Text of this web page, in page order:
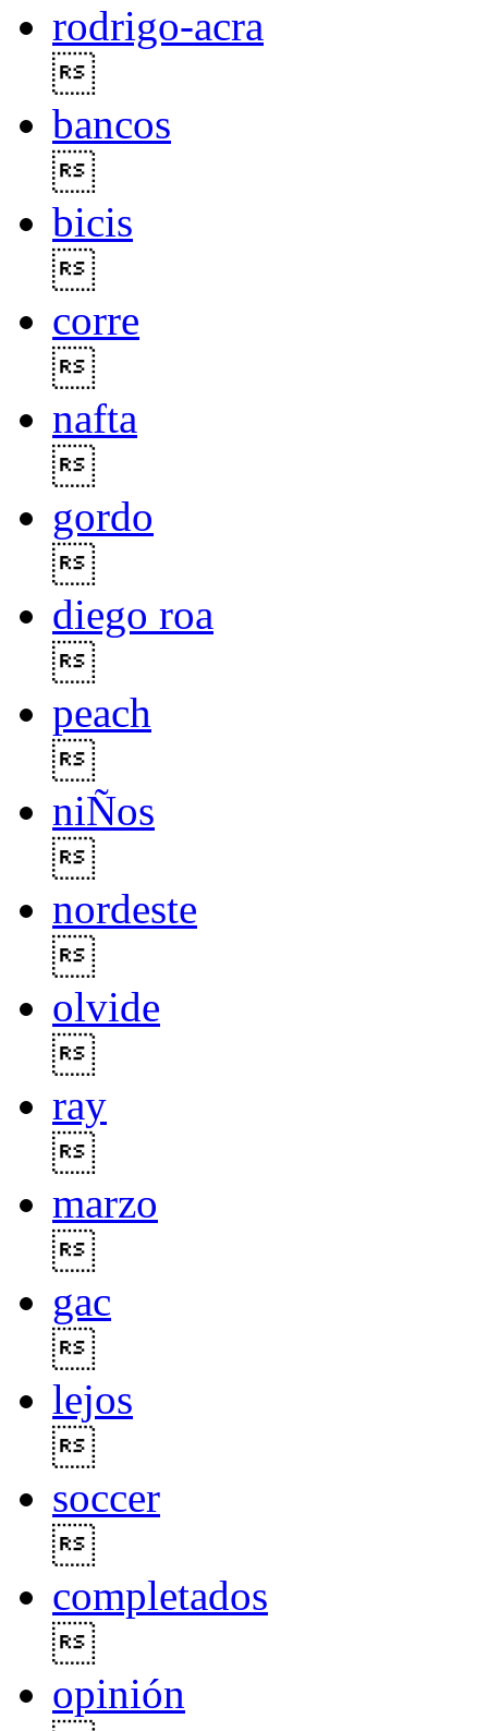
rodrigo-acra
bancos
bicis
corre
nafta
gordo
diego roa
peach
niÑos
nordeste
olvide
ray
marzo
gac
lejos
soccer
completados
opinión